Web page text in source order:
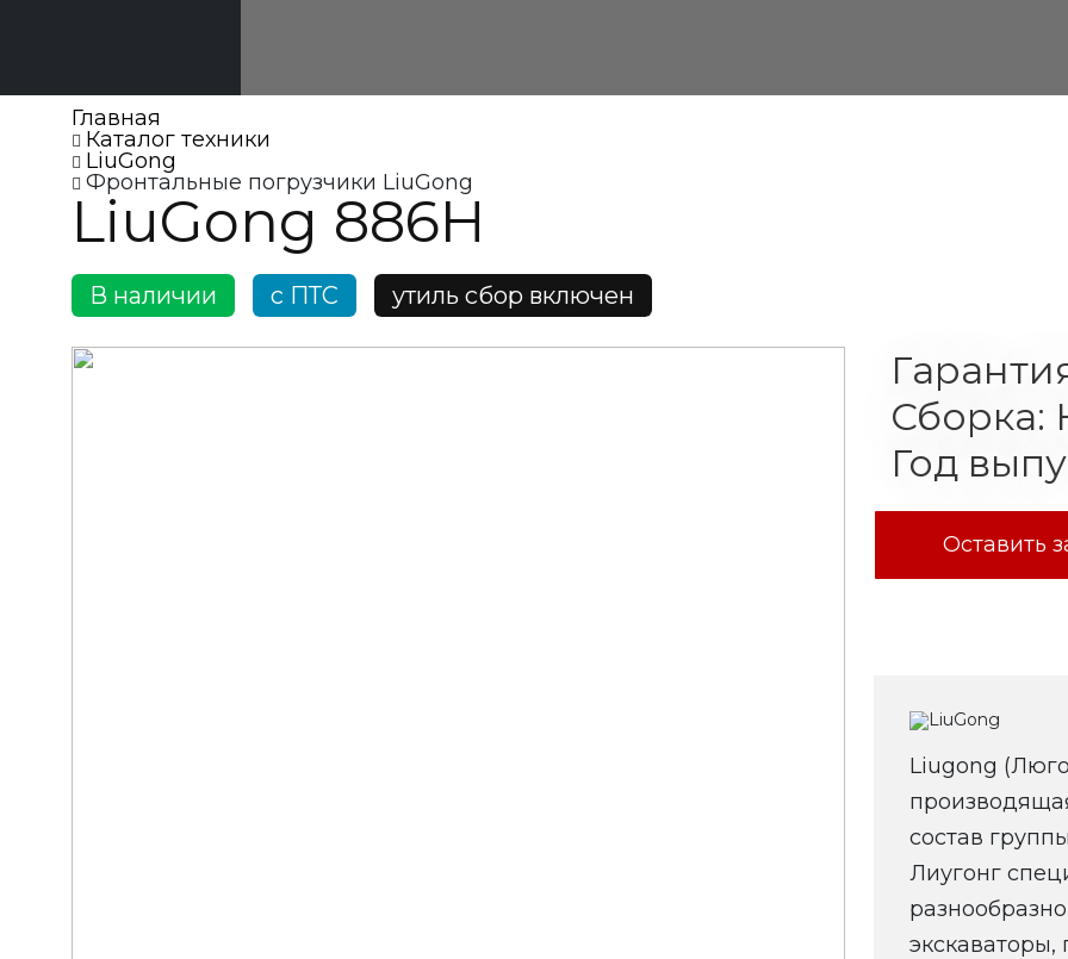
Главная
Каталог техники
LiuGong
Фронтальные погрузчики LiuGong
LiuGong 886H
В наличии c ПТС утиль сбор включен
Сборка:
Год
Оставить
Liugong
состав
Лиугонг
экскаваторы,